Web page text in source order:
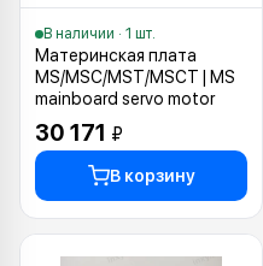
В наличии · 1 шт.
Материнская плата
MS/MSC/MST/MSCT | MS
mainboard servo motor
30 171 ₽
В корзину